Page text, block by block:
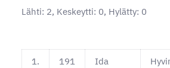
Lähti: 2, Keskeytti: 0, Hylätty: 0
1. 191
Ida